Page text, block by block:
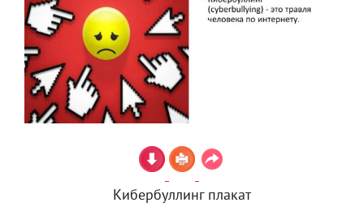
Кибербуллинг плакат